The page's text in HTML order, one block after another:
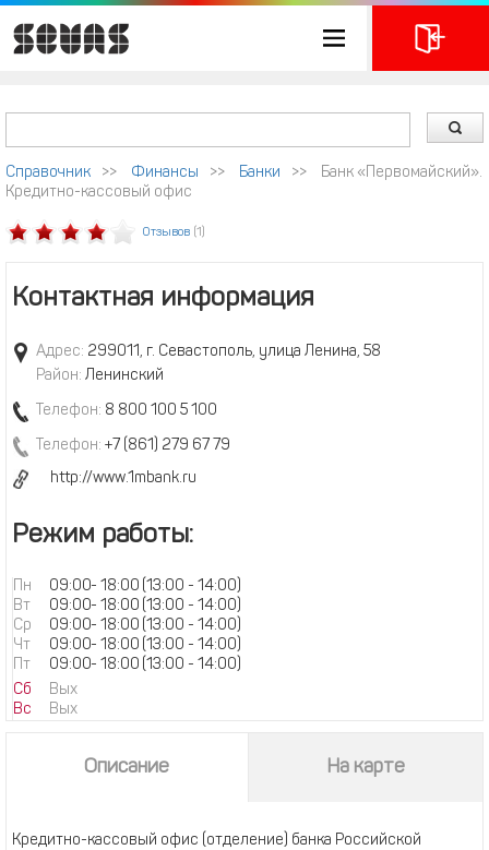
Справочник >> Финансы >> Банки >>
Банк «Первомайский».
Кредитно-кассовый офис
Отзывов (1)
Контактная информация
Адрес: 299011, г. Севастополь, улица Ленина, 58
Район: Ленинский
Телефон: 8 800 100 5 100
Телефон: +7 (861) 279 67 79
http://www.1mbank.ru
Режим работы:
Пн 09:00- 18:00 (13:00 - 14:00)
Вт
09:00- 18:00 (13:00 - 14:00)
Ср
09:00- 18:00 (13:00 - 14:00)
Чт
09:00- 18:00 (13:00 - 14:00)
Пт
09:00- 18:00 (13:00 - 14:00)
Сб
Вых
Вс
Вых
Описание На карте
Кредитно-кассовый офис (отделение) банка Российской